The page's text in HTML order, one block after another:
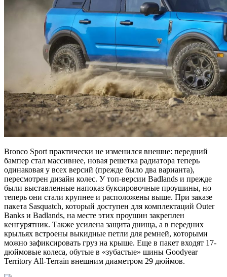
Bronco Sport практически не изменился внешне: передний
бампер стал массивнее, новая решетка радиатора теперь
одинаковая у всех версий (прежде было два варианта),
пересмотрен дизайн колес. У топ-версии Badlands и прежде
были выставленные напоказ буксировочные проушины, но
теперь они стали крупнее и расположены выше. При заказе
пакета Sasquatch, который доступен для комплектаций Outer
Banks и Badlands, на месте этих проушин закреплен
кенгурятник. Также усилена защита днища, а в передних
крыльях встроены выкидные петли для ремней, которыми
можно зафиксировать груз на крыше. Еще в пакет входят 17-
дюймовые колеса, обутые в «зубастые» шины Goodyear
Territory All-Terrain внешним диаметром 29 дюймов.